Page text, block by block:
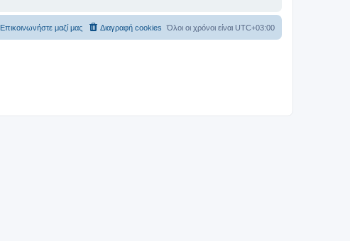
Όλοι οι χρόνοι είναι UTC+03:00
Διαγραφή cookies
Επικοινωνήστε μαζί μας